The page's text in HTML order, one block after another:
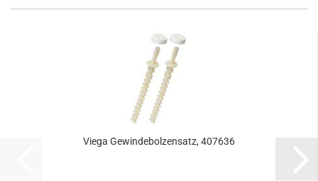
Viega Gewindebolzensatz, 407636